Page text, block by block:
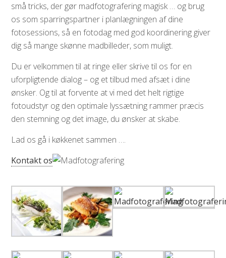
små tricks, der gør madfotografering magisk … og brug
os som sparringspartner i planlægningen af dine
fotosessions, så en fotodag med god koordinering giver
dig så mange skønne madbilleder, som muligt.
Du er velkommen til at ringe eller skrive til os for en
uforpligtende dialog – og et tilbud med afsæt i dine
ønsker. Og til at forvente at vi med det helt rigtige
fotoudstyr og den optimale lyssætning rammer præcis
den stemning og det image, du ønsker at skabe.
Lad os gå i køkkenet sammen ….
Kontakt os